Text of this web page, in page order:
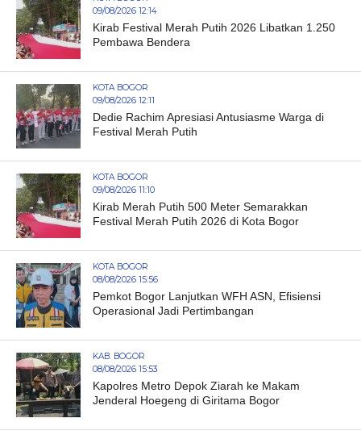
09/08/2026 12:14
Kirab Festival Merah Putih 2026 Libatkan 1.250
Pembawa Bendera
KOTA BOGOR
09/08/2026 12:11
Dedie Rachim Apresiasi Antusiasme Warga di
Festival Merah Putih
KOTA BOGOR
09/08/2026 11:10
Kirab Merah Putih 500 Meter Semarakkan
Festival Merah Putih 2026 di Kota Bogor
KOTA BOGOR
08/08/2026 15:56
Pemkot Bogor Lanjutkan WFH ASN, Efisiensi
Operasional Jadi Pertimbangan
KAB. BOGOR
08/08/2026 15:53
Kapolres Metro Depok Ziarah ke Makam
Jenderal Hoegeng di Giritama Bogor